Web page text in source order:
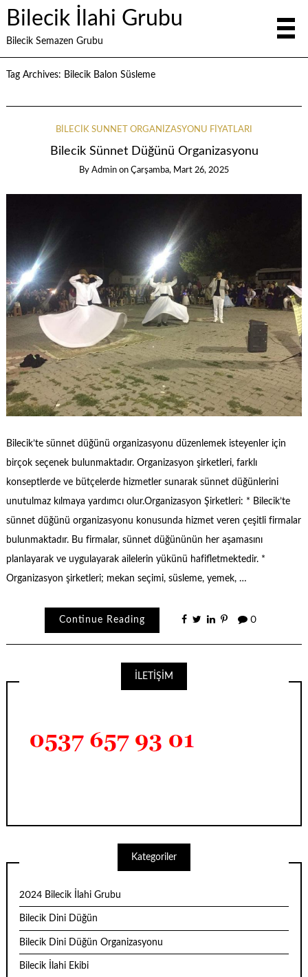
Bilecik İlahi Grubu
Bilecik Semazen Grubu
Tag Archives: Bilecik Balon Süsleme
BILECIK SÜNNET ORGANIZASYONU FIYATLARI
Bilecik Sünnet Düğünü Organizasyonu
By Admin on Çarşamba, Mart 26, 2025
Bilecik’te sünnet düğünü organizasyonu düzenlemek isteyenler için
birçok seçenek bulunmaktadır. Organizasyon şirketleri, farklı
konseptlerde ve bütçelerde hizmetler sunarak sünnet düğünlerini
unutulmaz kılmaya yardımcı olur.Organizasyon Şirketleri: * Bilecik’te
sünnet düğünü organizasyonu konusunda hizmet veren çeşitli firmalar
bulunmaktadır. Bu firmalar, sünnet düğününün her aşamasını
planlayarak ve uygulayarak ailelerin yükünü hafifletmektedir. *
Organizasyon şirketleri; mekan seçimi, süsleme, yemek, …
Continue Reading 0
İLETİŞİM
Kategoriler
2024 Bilecik İlahi Grubu
Bilecik Dini Düğün
Bilecik Dini Düğün Organizasyonu
Bilecik İlahi Ekibi